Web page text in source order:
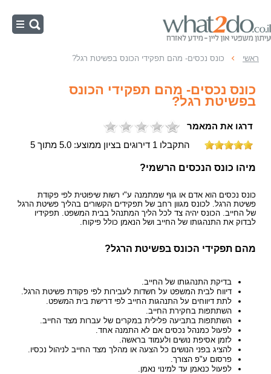
ראשי
תום לב בפשיטת רגל
כינוס נכסים
ראשי כונס נכסים- מהם תפקידי הכונס בפשיטת רגל?
כונס נכסים- מהם תפקידי הכונס
בפשיטת רגל?
דרגו את המאמר
התקבלו 1 דירוגים בציון ממוצע: 5.0 מתוך 5
מיהו כונס הנכסים הרשמי?
כונס נכסים הוא אדם או גוף שמתמנה ע"י רשות שיפוטית לפי פקודת
פשיטת הרגל. לכונס מגוון רחב של תפקידים הקשורים בהליך פשיטת הרגל
של החייב. הכונס יהיה צד לכל הליך המתנהל בבית המשפט. תפקידיו
לבדוק את התנהגותו של החייב ושל הנאמן כולל פיקוח.
מהם תפקידי הכונס בפשיטת הרגל?
בדיקת התנהגותו של החייב.
דיווח לבית המשפט על חשדות לעבירות לפי פקודת פשיטת הרגל.
לתת דיווחים על התנהגות החייב לפי דרישת בית המשפט.
השתתפות בחקירת החייב.
השתתפות בתביעה פלילית במקרים של עברות מצד החייב.
לפעול כמנהל נכסים אם לא התמנה אחד.
לזמן אסיפת נושים ולעמוד בראשה.
להציג בפני הנושים כל הצעה או מהלך מצד החייב לניהול נכסיו.
פרסום ע"פ הצורך.
לפעול כנאמן עד למינוי נאמן.